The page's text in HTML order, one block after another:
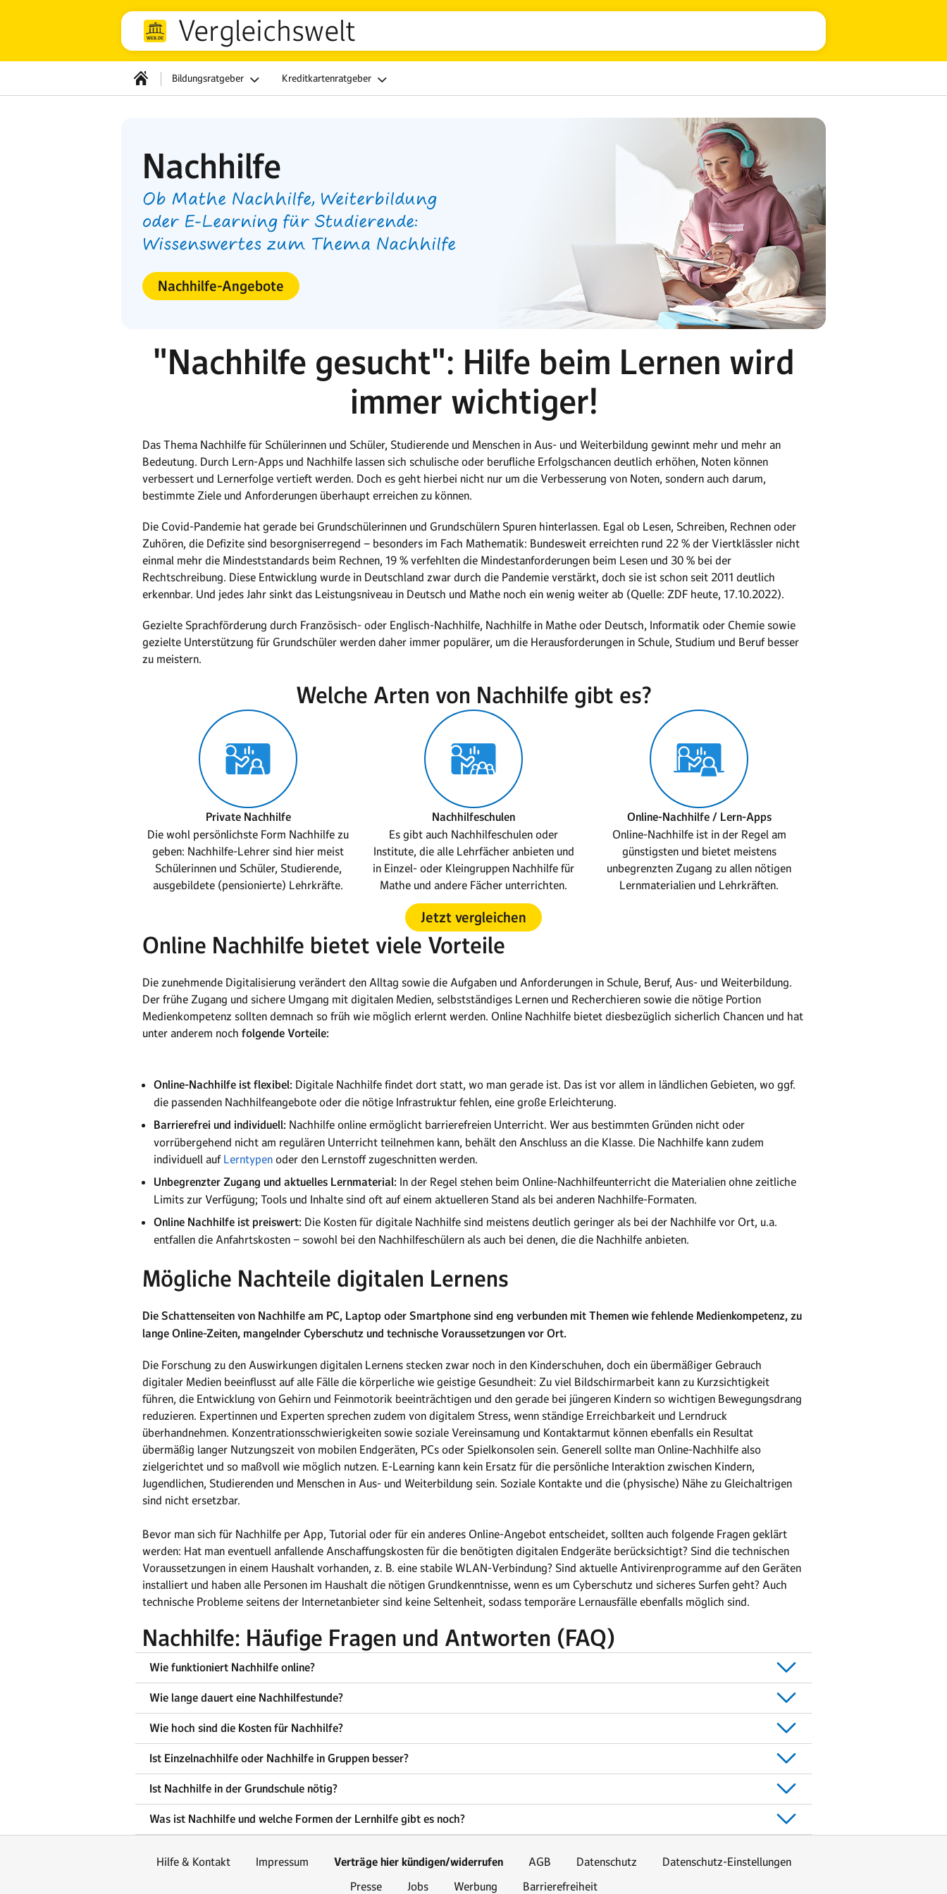
Vergleichswelt
Bildungsratgeber Kreditkartenratgeber
Nachhilfe
Ob Mathe Nachhilfe, Weiterbildung
oder E-Learning für Studierende:
Wissenswertes zum Thema Nachhilfe
Nachhilfe-Angebote
"Nachhilfe gesucht": Hilfe beim Lernen wird
immer wichtiger!
Das Thema Nachhilfe für Schülerinnen und Schüler, Studierende und Menschen in Aus- und Weiterbildung gewinnt mehr und mehr an
Bedeutung. Durch Lern-Apps und Nachhilfe lassen sich schulische oder berufliche Erfolgschancen deutlich erhöhen, Noten können
verbessert und Lernerfolge vertieft werden. Doch es geht hierbei nicht nur um die Verbesserung von Noten, sondern auch darum,
bestimmte Ziele und Anforderungen überhaupt erreichen zu können.
Die Covid-Pandemie hat gerade bei Grundschülerinnen und Grundschülern Spuren hinterlassen. Egal ob Lesen, Schreiben, Rechnen oder
Zuhören, die Defizite sind besorgniserregend – besonders im Fach Mathematik: Bundesweit erreichten rund 22 % der Viertklässler nicht
einmal mehr die Mindeststandards beim Rechnen, 19 % verfehlten die Mindestanforderungen beim Lesen und 30 % bei der
Rechtschreibung. Diese Entwicklung wurde in Deutschland zwar durch die Pandemie verstärkt, doch sie ist schon seit 2011 deutlich
erkennbar. Und jedes Jahr sinkt das Leistungsniveau in Deutsch und Mathe noch ein wenig weiter ab (Quelle: ZDF heute, 17.10.2022).
Gezielte Sprachförderung durch Französisch- oder Englisch-Nachhilfe, Nachhilfe in Mathe oder Deutsch, Informatik oder Chemie sowie
gezielte Unterstützung für Grundschüler werden daher immer populärer, um die Herausforderungen in Schule, Studium und Beruf besser
zu meistern.
Welche Arten von Nachhilfe gibt es?
Private Nachhilfe
Die wohl persönlichste Form Nachhilfe zu
geben: Nachhilfe-Lehrer sind hier meist
Schülerinnen und Schüler, Studierende,
ausgebildete (pensionierte) Lehrkräfte.
Nachhilfeschulen
Es gibt auch Nachhilfeschulen oder
Institute, die alle Lehrfächer anbieten und
in Einzel- oder Kleingruppen Nachhilfe für
Mathe und andere Fächer unterrichten.
Jetzt vergleichen
Online-Nachhilfe / Lern-Apps
Online-Nachhilfe ist in der Regel am
günstigsten und bietet meistens
unbegrenzten Zugang zu allen nötigen
Lernmaterialien und Lehrkräften.
Online Nachhilfe bietet viele Vorteile
Die zunehmende Digitalisierung verändert den Alltag sowie die Aufgaben und Anforderungen in Schule, Beruf, Aus- und Weiterbildung.
Der frühe Zugang und sichere Umgang mit digitalen Medien, selbstständiges Lernen und Recherchieren sowie die nötige Portion
Medienkompetenz sollten demnach so früh wie möglich erlernt werden. Online Nachhilfe bietet diesbezüglich sicherlich Chancen und hat
unter anderem noch folgende Vorteile:
Online-Nachhilfe ist flexibel: Digitale Nachhilfe findet dort statt, wo man gerade ist. Das ist vor allem in ländlichen Gebieten, wo ggf.
die passenden Nachhilfeangebote oder die nötige Infrastruktur fehlen, eine große Erleichterung.
Barrierefrei und individuell: Nachhilfe online ermöglicht barrierefreien Unterricht. Wer aus bestimmten Gründen nicht oder
vorrübergehend nicht am regulären Unterricht teilnehmen kann, behält den Anschluss an die Klasse. Die Nachhilfe kann zudem
individuell auf Lerntypen oder den Lernstoff zugeschnitten werden.
Unbegrenzter Zugang und aktuelles Lernmaterial: In der Regel stehen beim Online-Nachhilfeunterricht die Materialien ohne zeitliche
Limits zur Verfügung; Tools und Inhalte sind oft auf einem aktuelleren Stand als bei anderen Nachhilfe-Formaten.
Online Nachhilfe ist preiswert: Die Kosten für digitale Nachhilfe sind meistens deutlich geringer als bei der Nachhilfe vor Ort, u.a.
entfallen die Anfahrtskosten − sowohl bei den Nachhilfeschülern als auch bei denen, die die Nachhilfe anbieten.
Mögliche Nachteile digitalen Lernens
Die Schattenseiten von Nachhilfe am PC, Laptop oder Smartphone sind eng verbunden mit Themen wie fehlende Medienkompetenz, zu
lange Online-Zeiten, mangelnder Cyberschutz und technische Voraussetzungen vor Ort.
Die Forschung zu den Auswirkungen digitalen Lernens stecken zwar noch in den Kinderschuhen, doch ein übermäßiger Gebrauch
digitaler Medien beeinflusst auf alle Fälle die körperliche wie geistige Gesundheit: Zu viel Bildschirmarbeit kann zu Kurzsichtigkeit
führen, die Entwicklung von Gehirn und Feinmotorik beeinträchtigen und den gerade bei jüngeren Kindern so wichtigen Bewegungsdrang
reduzieren. Expertinnen und Experten sprechen zudem von digitalem Stress, wenn ständige Erreichbarkeit und Lerndruck
überhandnehmen. Konzentrationsschwierigkeiten sowie soziale Vereinsamung und Kontaktarmut können ebenfalls ein Resultat
übermäßig langer Nutzungszeit von mobilen Endgeräten, PCs oder Spielkonsolen sein. Generell sollte man Online-Nachhilfe also
zielgerichtet und so maßvoll wie möglich nutzen. E-Learning kann kein Ersatz für die persönliche Interaktion zwischen Kindern,
Jugendlichen, Studierenden und Menschen in Aus- und Weiterbildung sein. Soziale Kontakte und die (physische) Nähe zu Gleichaltrigen
sind nicht ersetzbar.
Bevor man sich für Nachhilfe per App, Tutorial oder für ein anderes Online-Angebot entscheidet, sollten auch folgende Fragen geklärt
werden: Hat man eventuell anfallende Anschaffungskosten für die benötigten digitalen Endgeräte berücksichtigt? Sind die technischen
Voraussetzungen in einem Haushalt vorhanden, z. B. eine stabile WLAN-Verbindung? Sind aktuelle Antivirenprogramme auf den Geräten
installiert und haben alle Personen im Haushalt die nötigen Grundkenntnisse, wenn es um Cyberschutz und sicheres Surfen geht? Auch
technische Probleme seitens der Internetanbieter sind keine Seltenheit, sodass temporäre Lernausfälle ebenfalls möglich sind.
Nachhilfe: Häufige Fragen und Antworten (FAQ)
Wie funktioniert Nachhilfe online?
Wie lange dauert eine Nachhilfestunde?
Wie hoch sind die Kosten für Nachhilfe?
Ist Einzelnachhilfe oder Nachhilfe in Gruppen besser?
Ist Nachhilfe in der Grundschule nötig?
Was ist Nachhilfe und welche Formen der Lernhilfe gibt es noch?
Hilfe & Kontakt Impressum Verträge hier kündigen/widerrufen AGB Datenschutz
Datenschutz-Einstellungen
Presse
Jobs Werbung Barrierefreiheit